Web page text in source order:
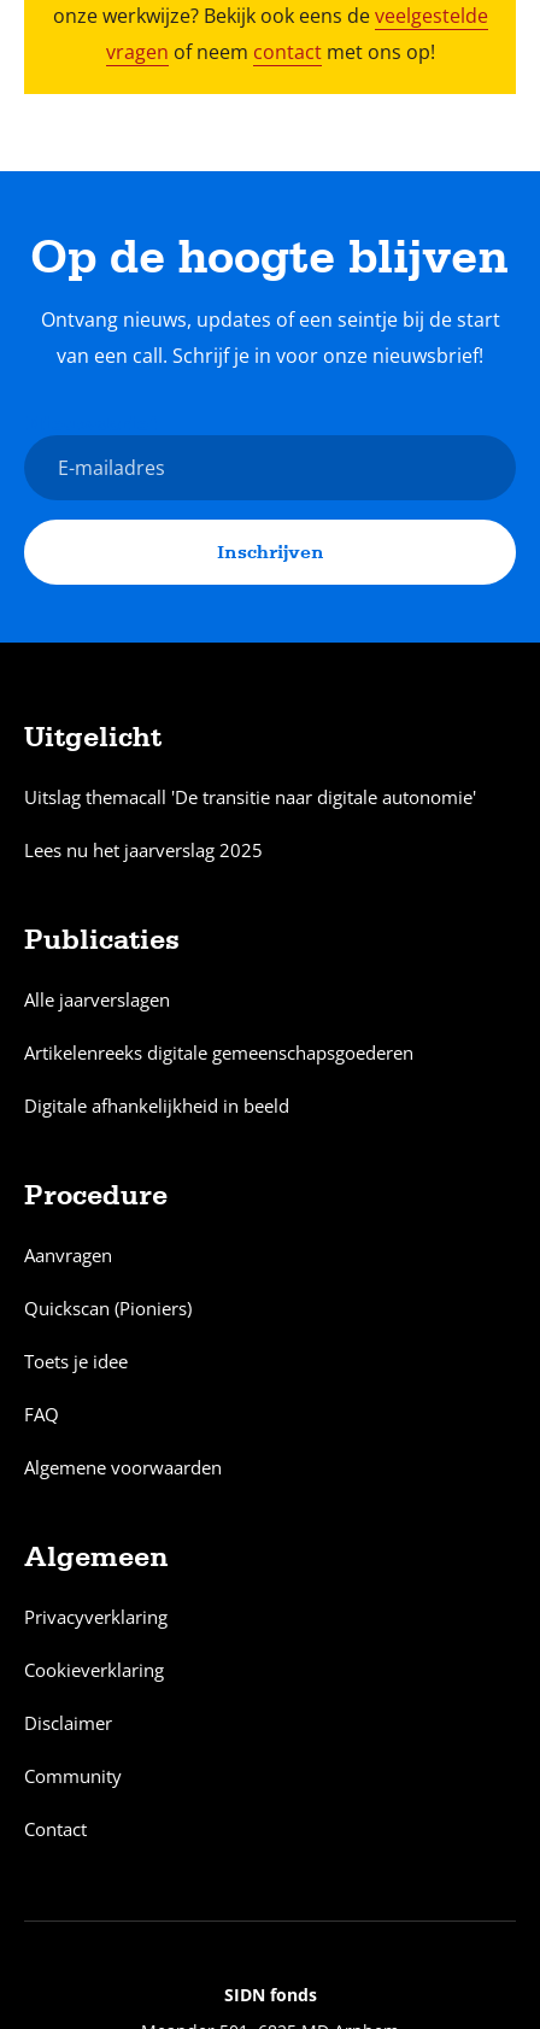
onze werkwijze? Bekijk ook eens deveelgestelde
vragen of neem contactmet ons op!
Op de hoogte blijven
Ontvang nieuws, updates of een seintje bij de start
van een call. Schrijf je in voor onze nieuwsbrief!
E-
mailadres
Inschrijven
Uitgelicht
Uitslag themacall 'De transitie naar digitale autonomie'
Lees nu het jaarverslag 2025
Publicaties
Alle jaarverslagen
Artikelenreeks digitale gemeenschapsgoederen
Digitale afhankelijkheid in beeld
Procedure
Aanvragen
Quickscan (Pioniers)
Toets je idee
FAQ
Algemene voorwaarden
Algemeen
Privacyverklaring
Cookieverklaring
Disclaimer
Community
Contact
SIDN fonds